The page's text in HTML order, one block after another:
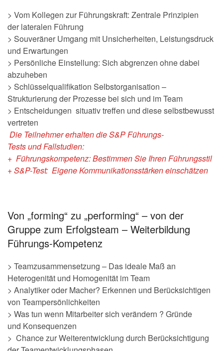
> Vom Kollegen zur Führungskraft: Zentrale Prinzipien
der lateralen Führung
> Souveräner Umgang mit Unsicherheiten, Leistungsdruck
und Erwartungen
> Persönliche Einstellung: Sich abgrenzen ohne dabei
abzuheben
> Schlüsselqualifikation Selbstorganisation –
Strukturierung der Prozesse bei sich und im Team
> Entscheidungen situativ treffen und diese selbstbewusst
vertreten
Die Teilnehmer erhalten dieS&P Führungs-
TestsundFallstudien:
+ Führungskompetenz: Bestimmen Sie Ihren Führungsstil
+ S&P-Test: Eigene Kommunikationsstärken einschätzen
Von „forming“ zu „performing“ – von der
Gruppe zum Erfolgsteam – Weiterbildung
Führungs-Kompetenz
> Teamzusammensetzung – Das ideale Maß an
Heterogenität und Homogenität im Team
> Analytiker oder Macher? Erkennen und Berücksichtigen
von Teampersönlichkeiten
> Was tun wenn Mitarbeiter sich verändern ? Gründe
und Konsequenzen
> Chance zur Weiterentwicklung durch Berücksichtigung